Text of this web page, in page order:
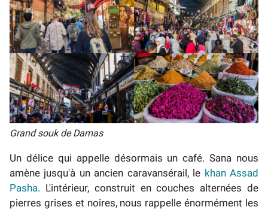
Grand souk de Damas
Un délice qui appelle désormais un café. Sana nous
amène jusqu'à un ancien caravansérail, le khan Assad
Pasha. L'intérieur, construit en couches alternées de
pierres grises et noires, nous rappelle énormément les